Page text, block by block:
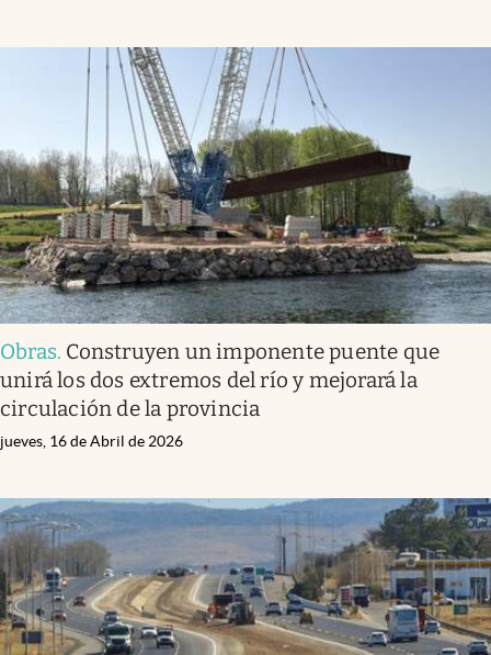
Obras. Construyen un imponente puente que
unirá los dos extremos del río y mejorará la
circulación de la provincia
jueves, 16 de Abril de 2026